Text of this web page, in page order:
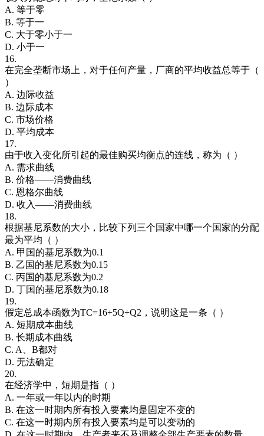
A. 等于零
B. 等于一
C. 大于零小于一
D. 小于一
16.
在完全垄断市场上，对于任何产量，厂商的平均收益总等于（
）
A. 边际收益
B. 边际成本
C. 市场价格
D. 平均成本
17.
由于收入变化所引起的最佳购买均衡点的连线，称为（ ）
A. 需求曲线
B. 价格——消费曲线
C. 恩格尔曲线
D. 收入——消费曲线
18.
根据基尼系数的大小，比较下列三个国家中哪一个国家的分配
最为平均（ ）
A. 甲国的基尼系数为0.1
B. 乙国的基尼系数为0.15
C. 丙国的基尼系数为0.2
D. 丁国的基尼系数为0.18
19.
假定总成本函数为TC=16+5Q+Q2，说明这是一条（ ）
A. 短期成本曲线
B. 长期成本曲线
C. A、B都对
D. 无法确定
20.
在经济学中，短期是指（ ）
A. 一年或一年以内的时期
B. 在这一时期内所有投入要素均是固定不变的
C. 在这一时期内所有投入要素均是可以变动的